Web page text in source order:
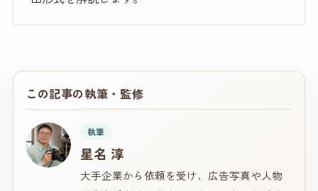
この記事の執筆・監修
執筆
星名 淳
大手企業から依頼を受け、広告写真や人物